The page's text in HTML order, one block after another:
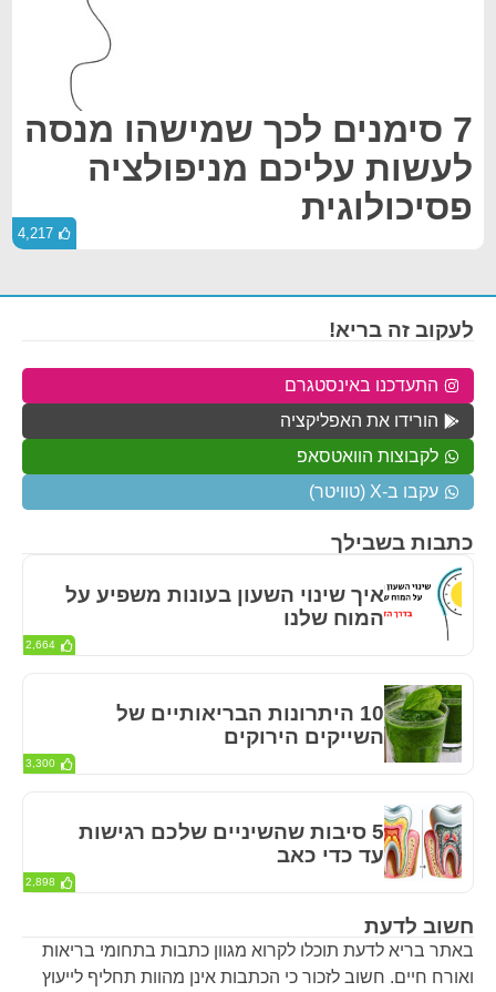
7 סימנים לכך שמישהו מנסה
לעשות עליכם מניפולציה
פסיכולוגית
4,217
חשוב לדעת
באתר בריא לדעת תוכלו לקרוא מגוון כתבות בתחומי בריאות
ואורח חיים. חשוב לזכור כי הכתבות אינן מהוות תחליף לייעוץ
כתבות בשבילך
איך שינוי השעון בעונות משפיע על
המוח שלנו
2,664
10 היתרונות הבריאותיים של
השייקים הירוקים
3,300
5 סיבות שהשיניים שלכם רגישות
עד כדי כאב
2,898
לעקוב זה בריא!
התעדכנו באינסטגרם
הורידו את האפליקציה
לקבוצות הוואטסאפ
עקבו ב-X (טוויטר)